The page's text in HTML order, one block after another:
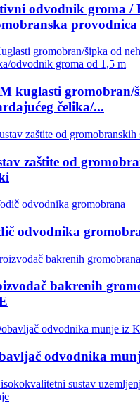
odvodnik groma /
provodnica
kuglasti gromobran/
čelika/...
zaštite od
odvodnika
bakrenih
odvodnika